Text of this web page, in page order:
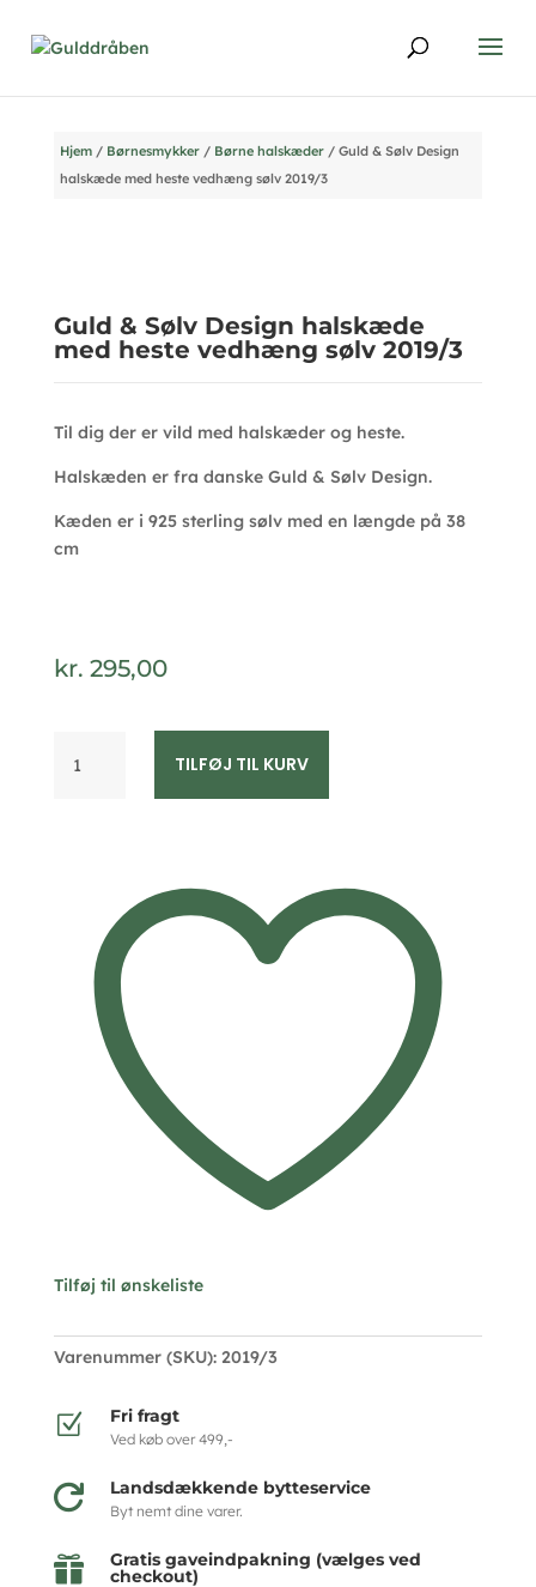
Hjem/ Børnesmykker/ Børne halskæder/ Guld & Sølv Design
halskæde med heste vedhæng sølv 2019/3
Guld & Sølv Design halskæde
med heste vedhæng sølv 2019/3
Til dig der er vild med halskæder og heste.
Halskæden er fra danske Guld & Sølv Design.
Kæden er i 925 sterling sølv med en længde på 38
cm
kr. 295,00
vedhæng
2019/3
TILFØJ TIL KURV
Tilføj til ønskeliste
Varenummer (SKU): 2019/3
Z Fri fragt
Ved køb over 499,-
 Landsdækkende bytteservice
Byt nemt dine varer.
 Gratis gaveindpakning (vælges ved
checkout)